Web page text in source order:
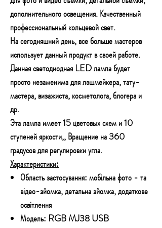
дополнительного освещения. Качественный
профессиональный кольцевой свет.
На сегодняшний день, все больше мастеров
использует данный продукт в своей работе.
Даннаясветодиодная LED лампабудет
просто незаменима для лэшмейкера, тату-
мастера, визажиста, косметолога, блогера и
др.
Эта лампа имеет 15 цветовых схем и 10
ступеней яркости,, Вращение на 360
градусов для регулировки угла.
Характеристики:
Область застосування: мобільна фото - та
відео-зйомка, детальна зйомка, додаткове
освітлення
Модель: RGB MJ38 USB